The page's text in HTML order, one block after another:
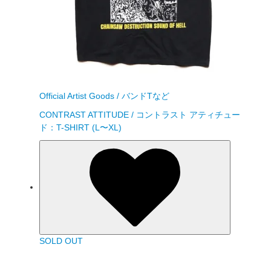
Official Artist Goods / バンドTなど
CONTRAST ATTITUDE / コントラスト アティチュー
ド：T-SHIRT (L〜XL)
SOLD OUT